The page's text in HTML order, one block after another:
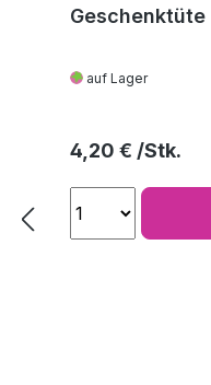
auf Lager
Regulärer Preis:
4,20 €